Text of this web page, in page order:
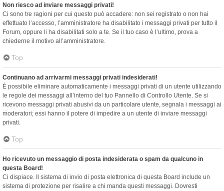
Non riesco ad inviare messaggi privati!
Ci sono tre ragioni per cui questo può accadere: non sei registrato o non hai
effettuato l’accesso, l’amministratore ha disabilitato i messaggi privati per tutto il
Forum, oppure li ha disabilitati solo a te. Se il tuo caso è l’ultimo, prova a
chiederne il motivo all’amministratore.
Top
Continuano ad arrivarmi messaggi privati indesiderati!
È possibile eliminare automaticamente i messaggi privati ​​di un utente utilizzando
le regole dei messaggi all’interno del tuo Pannello di Controllo Utente. Se si
ricevono messaggi privati ​​abusivi da un particolare utente, segnala i messaggi ai
moderatori; essi hanno il potere di impedire a un utente di inviare messaggi
privati​​.
Top
Ho ricevuto un messaggio di posta indesiderata o spam da qualcuno in
questa Board!
Ci dispiace. Il sistema di invio di posta elettronica di questa Board include un
sistema di protezione per risalire a chi manda questi messaggi. Dovresti